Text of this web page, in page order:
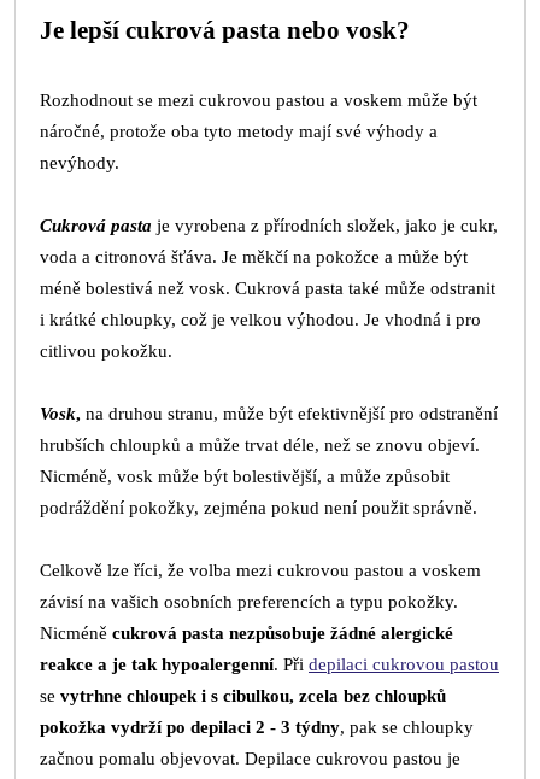
Je lepší cukrová pasta nebo vosk?
Rozhodnout se mezi cukrovou pastou a voskem může být
náročné, protože oba tyto metody mají své výhody a
nevýhody.
Cukrová pasta je vyrobena z přírodních složek, jako je cukr,
voda a citronová šťáva. Je měkčí na pokožce a může být
méně bolestivá než vosk. Cukrová pasta také může odstranit
i krátké chloupky, což je velkou výhodou. Je vhodná i pro
citlivou pokožku.
Vosk, na druhou stranu, může být efektivnější pro odstranění
hrubších chloupků a může trvat déle, než se znovu objeví.
Nicméně, vosk může být bolestivější, a může způsobit
podráždění pokožky, zejména pokud není použit správně.
Celkově lze říci, že volba mezi cukrovou pastou a voskem
závisí na vašich osobních preferencích a typu pokožky.
Nicméně cukrová pasta nezpůsobuje žádné alergické
reakce a je tak hypoalergenní. Při depilaci cukrovou pastou
se vytrhne chloupek i s cibulkou, zcela bez chloupků
pokožka vydrží po depilaci 2 - 3 týdny, pak se chloupky
začnou pomalu objevovat. Depilace cukrovou pastou je